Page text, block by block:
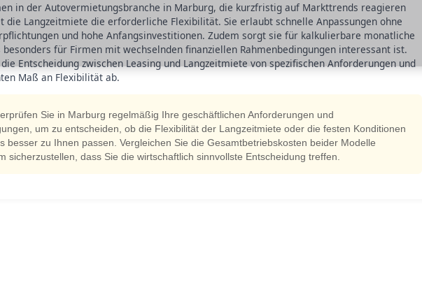
in der Autovermietungsbranche in Marburg, die kurzfristig auf Markttrends reagieren
die Langzeitmiete die erforderliche Flexibilität. Sie erlaubt schnelle Anpassungen ohne
und hohe Anfangsinvestitionen. Zudem sorgt sie für kalkulierbare monatliche
besonders für Firmen mit wechselnden finanziellen Rahmenbedingungen interessant ist.
Entscheidung zwischen Leasing und Langzeitmiete von spezifischen Anforderungen und
Maß an Flexibilität ab.
Sie in Marburg regelmäßig Ihre geschäftlichen Anforderungen und
um zu entscheiden, ob die Flexibilität der Langzeitmiete oder die festen Konditionen
besser zu Ihnen passen. Vergleichen Sie die Gesamtbetriebskosten beider Modelle
sicherzustellen, dass Sie die wirtschaftlich sinnvollste Entscheidung treffen.